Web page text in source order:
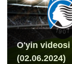
O'yin videosi
(02.06.2024)